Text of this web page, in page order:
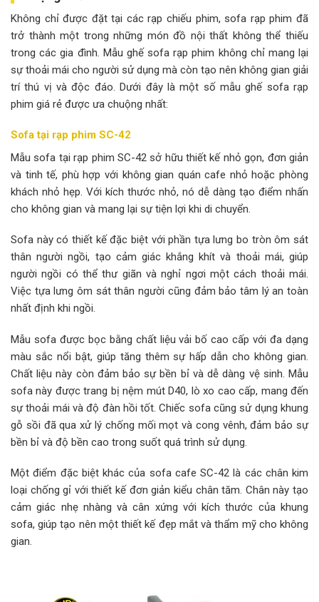
Không chỉ được đặt tại các rạp chiếu phim, sofa rạp phim đã
trở thành một trong những món đồ nội thất không thể thiếu
trong các gia đình. Mẫu ghế sofa rạp phim không chỉ mang lại
sự thoải mái cho người sử dụng mà còn tạo nên không gian giải
trí thú vị và độc đáo. Dưới đây là một số mẫu ghế sofa rạp
phim giá rẻ được ưa chuộng nhất:
Sofa tại rạp phim SC-42
Mẫu sofa tại rạp phim SC-42 sở hữu thiết kế nhỏ gọn, đơn giản
và tinh tế, phù hợp với không gian quán cafe nhỏ hoặc phòng
khách nhỏ hẹp. Với kích thước nhỏ, nó dễ dàng tạo điểm nhấn
cho không gian và mang lại sự tiện lợi khi di chuyển.
Sofa này có thiết kế đặc biệt với phần tựa lưng bo tròn ôm sát
thân người ngồi, tạo cảm giác khắng khít và thoải mái, giúp
người ngồi có thể thư giãn và nghỉ ngơi một cách thoải mái.
Việc tựa lưng ôm sát thân người cũng đảm bảo tâm lý an toàn
nhất định khi ngồi.
Mẫu sofa được bọc bằng chất liệu vải bố cao cấp với đa dạng
màu sắc nổi bật, giúp tăng thêm sự hấp dẫn cho không gian.
Chất liệu này còn đảm bảo sự bền bỉ và dễ dàng vệ sinh. Mẫu
sofa này được trang bị nệm mút D40, lò xo cao cấp, mang đến
sự thoải mái và độ đàn hồi tốt. Chiếc sofa cũng sử dụng khung
gỗ sồi đã qua xử lý chống mối mọt và cong vênh, đảm bảo sự
bền bỉ và độ bền cao trong suốt quá trình sử dụng.
Một điểm đặc biệt khác của sofa cafe SC-42 là các chân kim
loại chống gỉ với thiết kế đơn giản kiểu chân tăm. Chân này tạo
cảm giác nhẹ nhàng và cân xứng với kích thước của khung
sofa, giúp tạo nên một thiết kế đẹp mắt và thẩm mỹ cho không
gian.